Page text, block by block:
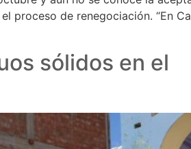
proceso de renegociación. “En
sólidos en el